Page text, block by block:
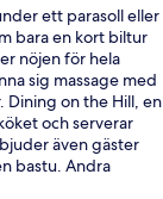
ett parasoll eller
bara en kort biltur
nöjen för hela
sig massage med
Dining on the Hill, en
och serverar
även gäster
bastu. Andra